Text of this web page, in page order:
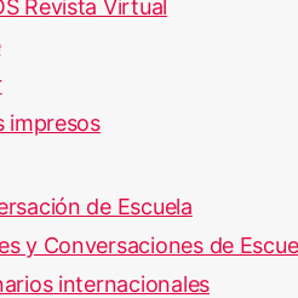
Revista Virtual
impresos
de Escuela
y Conversaciones de
internacionales